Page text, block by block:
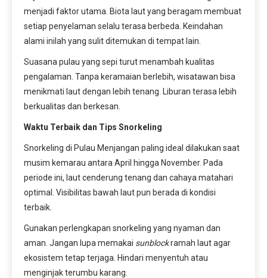
menjadi faktor utama. Biota laut yang beragam membuat
setiap penyelaman selalu terasa berbeda. Keindahan
alami inilah yang sulit ditemukan di tempat lain.
Suasana pulau yang sepi turut menambah kualitas
pengalaman. Tanpa keramaian berlebih, wisatawan bisa
menikmati laut dengan lebih tenang. Liburan terasa lebih
berkualitas dan berkesan.
Waktu Terbaik dan Tips Snorkeling
Snorkeling di Pulau Menjangan paling ideal dilakukan saat
musim kemarau antara April hingga November. Pada
periode ini, laut cenderung tenang dan cahaya matahari
optimal. Visibilitas bawah laut pun berada di kondisi
terbaik.
Gunakan perlengkapan snorkeling yang nyaman dan
aman. Jangan lupa memakai sunblockramah laut agar
ekosistem tetap terjaga. Hindari menyentuh atau
menginjak terumbu karang.